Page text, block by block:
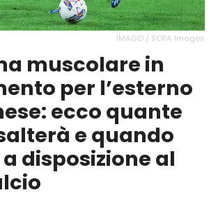
IMAGO / SOPA Images
muscolare in
per l’esterno
ecco quante
e quando
disposizione al